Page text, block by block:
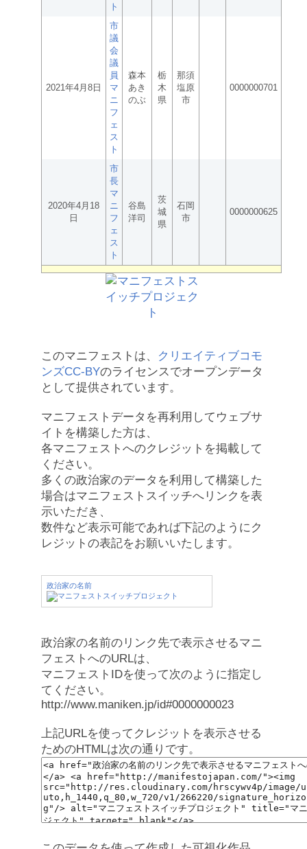
ト
2021年4月8日
市
議
会
議
員
マ
ニ
フ
ェ
ス
ト
森本
あき
のぶ
栃
木
県
那須
塩原
市
0000000701
2020年4月18
日
市
長
マ
ニ
フ
ェ
ス
ト
谷島
洋司
茨
城
県
石岡
市
0000000625
このマニフェストは、
クリエイティブコモ
ンズCC-BYのライセンスでオープンデータ
として提供されています。
マニフェストデータを再利用してウェブサ
イトを構築した方は、
各マニフェストへのクレジットを掲載して
ください。
多くの政治家のデータを利用して構築した
場合はマニフェストスイッチへリンクを表
示いただき、
数件など表示可能であれば下記のようにク
レジットの表記をお願いいたします。
政治家の名前
政治家の名前のリンク先で表示させるマニ
フェストへのURLは、
マニフェストIDを使って次のように指定し
てください。
http://www.maniken.jp/id#0000000023
上記URLを使ってクレジットを表示させる
ためのHTMLは次の通りです。